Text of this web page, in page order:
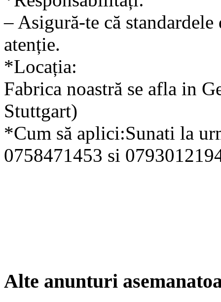
– Asigură-te că
atenție.
*Locația:
Fabrica noastră se afla in
Stuttgart)
*Cum să aplici:Sunati la
0758471453 si
Alte anunturi